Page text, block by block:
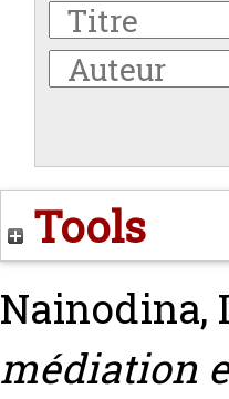
Tools
Nainodina,
médiation